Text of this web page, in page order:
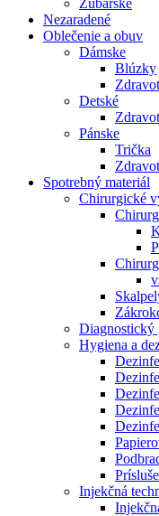
Nezaradené
Oblečenie a obuv
Dámske
Blúzky
Detské
Pánske
Trička
Spotrebný materiál
Chirurgické
Diagnostický
Hygiena a
Injekčná